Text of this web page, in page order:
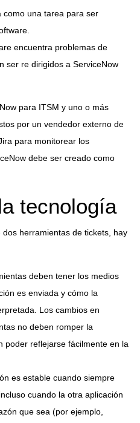
como una tarea para ser
encuentra problemas de
ser re dirigidos a ServiceNow
para ITSM y uno o más
por un vendedor externo de
para monitorear los
debe ser creado como
tecnología
herramientas de tickets, hay
deben tener los medios
es enviada y cómo la
Los cambios en
no deben romper la
poder reflejarse fácilmente en la
es estable cuando siempre
cuando la otra aplicación
que sea (por ejemplo,